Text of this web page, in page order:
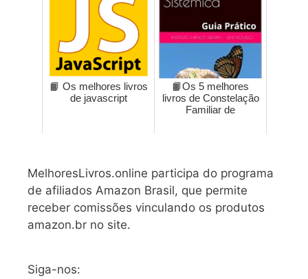
📙 Os melhores livros
de javascript
📙Os 5 melhores
livros de Constelação
Familiar de
MelhoresLivros.online participa do programa
de afiliados Amazon Brasil, que permite
receber comissões vinculando os produtos
amazon.br no site.
Siga-nos: